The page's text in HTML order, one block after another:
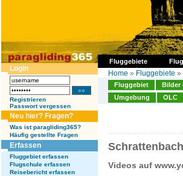
Fluggebiete
Login
Registrieren
Passwort vergessen
Neu hier? Fragen?
Was ist paragliding365?
Häufig gestellte Fragen
Erfassen
Fluggebiet erfassen
Flugschule erfassen
Reisebericht erfassen
Home » Fluggebiete »
Fluggebiet Bilder
Umgebung
OLC
Videos auf